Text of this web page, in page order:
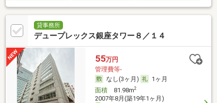
貸事務所
デュープレックス銀座タワー８／１４
55万円
管理費等-
なし(3ヶ月)
1ヶ月
面積81.98m2
2007年8月(築19年1ヶ月)